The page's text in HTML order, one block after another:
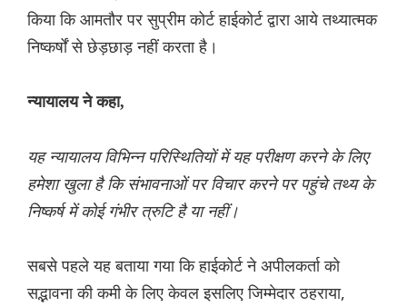
किया कि आमतौर पर सुप्रीम कोर्ट हाईकोर्ट द्वारा आये तथ्यात्मक
निष्कर्षों से छेड़छाड़ नहीं करता है।
न्यायालय ने कहा,
यह न्यायालय विभिन्न परिस्थितियों में यह परीक्षण करने के लिए
हमेशा खुला है कि संभावनाओं पर विचार करने पर पहुंचे तथ्य के
निष्कर्ष में कोई गंभीर त्रुटि है या नहीं।
सबसे पहले यह बताया गया कि हाईकोर्ट ने अपीलकर्ता को
सद्भावना की कमी के लिए केवल इसलिए जिम्मेदार ठहराया,